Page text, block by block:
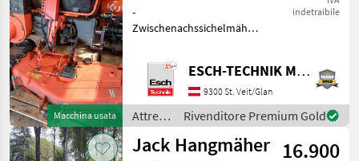
Macchina usata
1,37m
indetraibile
-
Zwischenachssichelmähwerk
Arbeitsbreite 1, 37 inkl.
Saugstutzen robuste
Ausführung mit
Gelenkwelle - für Kubota
BX2350 - Gras- und
Laubsaug
ESCH-TECHNIK Maschinenhandels GmbH, St. Veit/G.
9300 St. Veit/Glan
Attrezzi
comunali
/
Rivenditore Premium Gold
Jack Hangmäher 16.900